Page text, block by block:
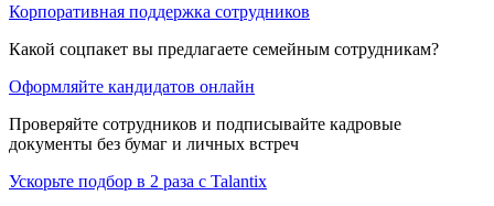
Корпоративная поддержка сотрудников
Какой соцпакет вы предлагаете семейным сотрудникам?
Оформляйте кандидатов онлайн
Проверяйте сотрудников и подписывайте кадровые
документы без бумаг и личных встреч
Ускорьте подбор в 2 раза с Talantix